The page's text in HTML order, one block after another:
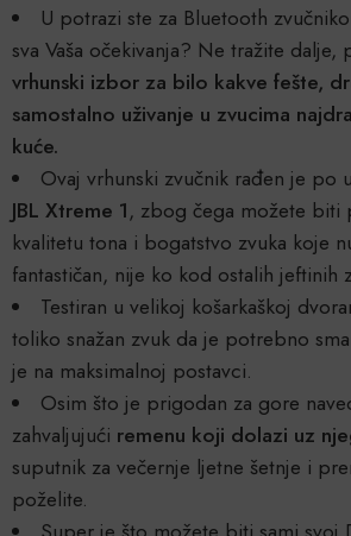
U potrazi ste za Bluetooth
sva Vaša očekivanja? Ne tražite dalje,
vrhunski izbor za bilo kakve fešte,
samostalno uživanje u zvucima
kuće.
Ovaj vrhunski zvučnik rađen je po
JBL Xtreme 1, zbog čega možete biti
kvalitetu tona i bogatstvo zvuka koje
fantastičan, nije ko kod ostalih jeftinih
Testiran u velikoj košarkaškoj
toliko snažan zvuk da je potrebno
je na maksimalnoj postavci.
Osim što je prigodan za gore
zahvaljujući remenu koji dolazi uz
suputnik za večernje ljetne šetnje i
poželite.